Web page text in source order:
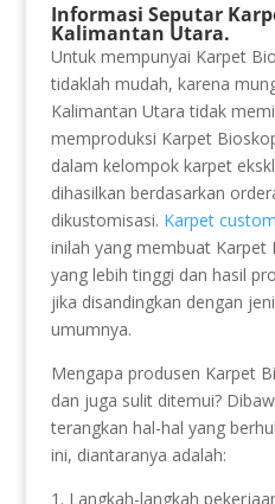
Informasi Seputar
Kalimantan Utara.
Untuk mempunyai Karpet
tidaklah mudah, karena
Kalimantan Utara tidak
memproduksi Karpet
dalam kelompok karpet
dihasilkan berdasarkan
dikustomisasi. Karpet custom
inilah yang membuat Karpet
yang lebih tinggi dan hasil
jika disandingkan dengan
umumnya.
Mengapa produsen Karpet
dan juga sulit ditemui?
terangkan hal-hal yang
ini, diantaranya adalah:
1. Langkah-langkah